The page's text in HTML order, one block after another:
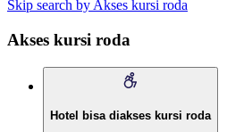
Skip search by Akses kursi roda
Akses kursi roda
Hotel bisa diakses kursi roda